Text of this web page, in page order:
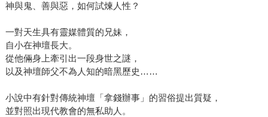
神與鬼、善與惡，如何試煉人性？
一對天生具有靈媒體質的兄妹，
自小在神壇長大。
從他倆身上牽引出一段身世之謎，
以及神壇師父不為人知的暗黑歷史……
小說中有針對傳統神壇「拿錢辦事」的習俗提出質疑，
並對照出現代教會的無私助人。